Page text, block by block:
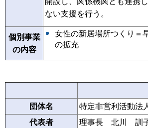
ない支援を行う。
個別事業
の内容
女性の新居場所つくり＝
の拡充
団体名
特定非営利活動法
代表者
理事長 北川 訓